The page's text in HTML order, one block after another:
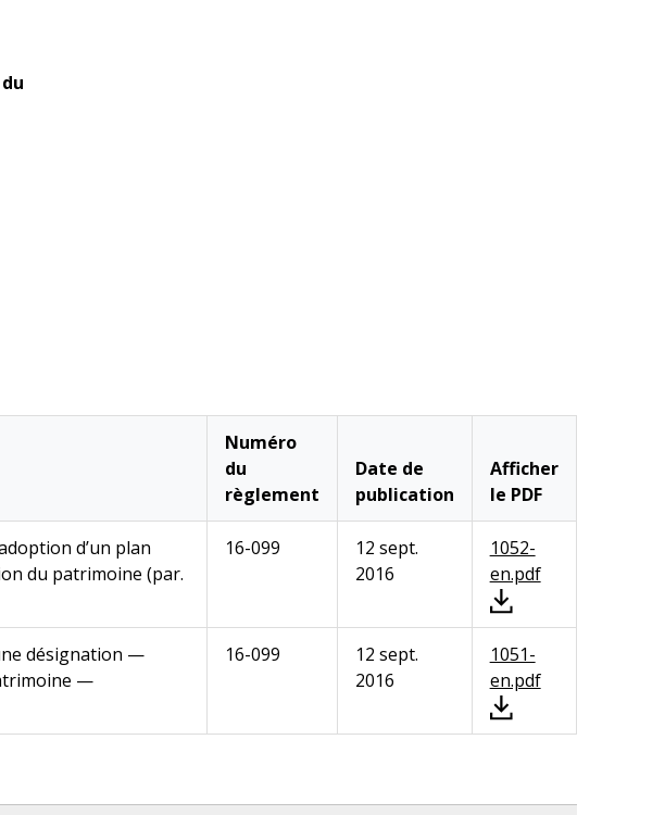
Numéro
du
règlement
Date de
publication
Afficher
le PDF
d’un plan
du patrimoine (par.
16-099
12 sept.
2016
1052-
en.pdf
désignation —
—
16-099
12 sept.
2016
1051-
en.pdf